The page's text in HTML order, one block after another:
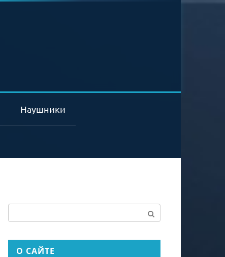
Наушники
О САЙТЕ